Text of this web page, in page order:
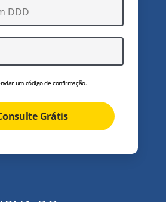
um código de confirmação.
Grátis